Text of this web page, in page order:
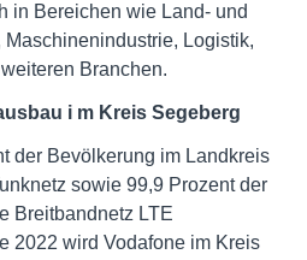
in Bereichen wie Land- und
Logistik,
Branchen.
i m Kreis Segeberg
der Bevölkerung im Landkreis
sowie 99,9 Prozent der
Breitbandnetz LTE
2022 wird Vodafone im Kreis